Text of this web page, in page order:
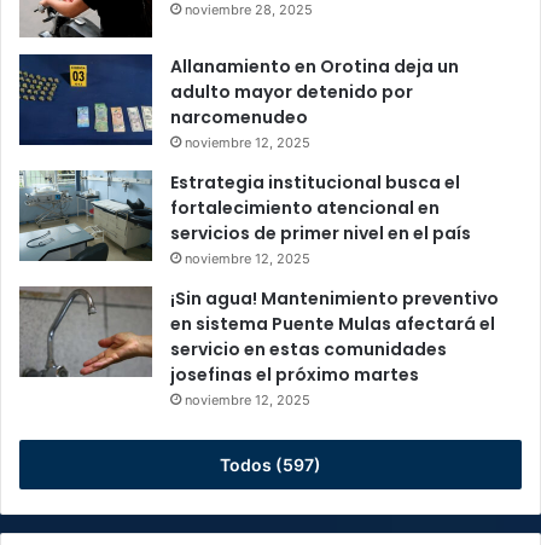
noviembre 28, 2025
Allanamiento en Orotina deja un
adulto mayor detenido por
narcomenudeo
noviembre 12, 2025
Estrategia institucional busca el
fortalecimiento atencional en
servicios de primer nivel en el país
noviembre 12, 2025
¡Sin agua! Mantenimiento preventivo
en sistema Puente Mulas afectará el
servicio en estas comunidades
josefinas el próximo martes
noviembre 12, 2025
Todos (597)